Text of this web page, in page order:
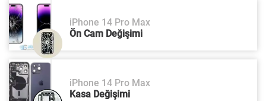
iPhone 14 Pro Max
Ön Cam Değişimi
iPhone 14 Pro Max
Kasa Değişimi